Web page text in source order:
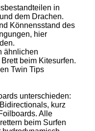
in
dem Drachen.
Könnensstand des
hier
ähnlichen
beim Kitesurfen.
Twin Tips
unterschieden:
kurz
Alle
beim Surfen